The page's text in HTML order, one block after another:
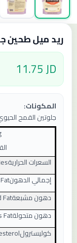
ريد ميل طحين
11.75 JD
المكونات:
جلوتين القمح
السعرات الحرارية
إجمالي الدهون
دهون مشبعة
دهون متحولةFat
كوليسترول